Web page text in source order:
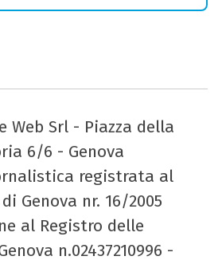
Web Srl - Piazza della
6/6 - Genova
registrata al
Genova nr. 16/2005
al Registro delle
n.02437210996 -